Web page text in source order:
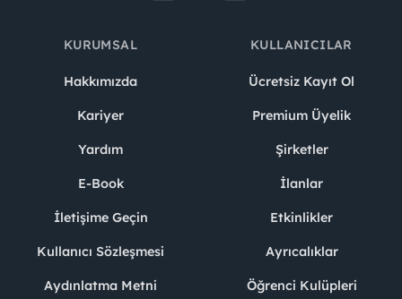
KURUMSAL
Hakkımızda
Kariyer
Yardım
E-Book
İletişime Geçin
Kullanıcı Sözleşmesi
Aydınlatma Metni
KULLANICILAR
Ücretsiz Kayıt Ol
Premium Üyelik
Şirketler
İlanlar
Etkinlikler
Ayrıcalıklar
Öğrenci Kulüpleri